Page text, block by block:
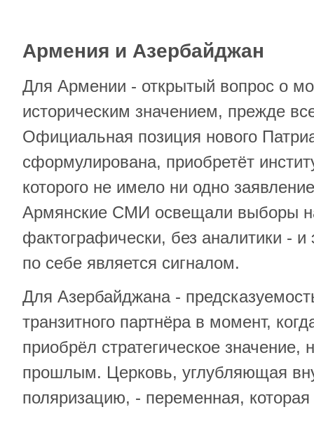
Армения и Азербайджан
Для Армении - открытый вопрос о
историческим значением, прежде
Официальная позиция нового
сформулирована, приобретёт
которого не имело ни одно
Армянские СМИ освещали выборы
фактографически, без аналитики -
по себе является сигналом.
Для Азербайджана -
транзитного партнёра в момент,
приобрёл стратегическое значение,
прошлым. Церковь, углубляющая
поляризацию, - переменная,